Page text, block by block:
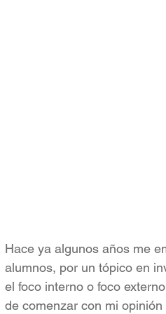
Hace ya algunos años me
alumnos, por un tópico en
el foco interno o foco
de comenzar con mi